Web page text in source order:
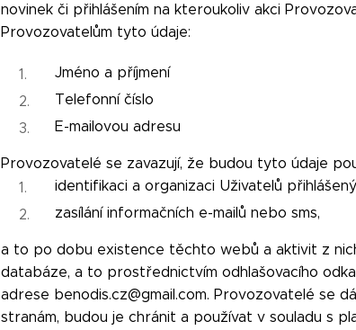
novinek či přihlášením na kteroukoliv akci
Provozovatelům tyto údaje:
Jméno a příjmení
Telefonní číslo
E-mailovou adresu
Provozovatelé se zavazují, že budou tyto údaje
identifikaci a organizaci Uživatelů
zasílání informačních e-mailů nebo sms,
a to po dobu existence těchto webů a aktivit z
databáze, a to prostřednictvím odhlašovacího
adrese benodis.cz@gmail.com. Provozovatelé se
stranám, budou je chránit a používat v souladu s